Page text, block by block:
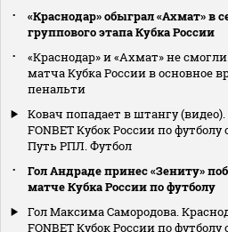
«Краснодар» обыграл «Ахмат» в
группового этапа Кубка России
«Краснодар» и «Ахмат» не
матча Кубка России в основное
пенальти
Ковач попадает в штангу
FONBET Кубок России по футболу
Путь РПЛ. Футбол
Гол Андраде принес «Зениту»
матче Кубка России по футболу
Гол Максима Самородова.
FONBET Кубок России по футболу